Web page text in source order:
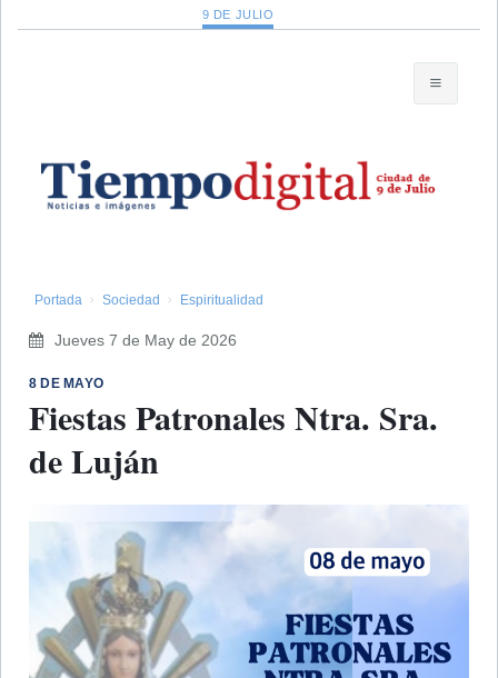
9 DE JULIO
Portada Sociedad Espiritualidad
Jueves 7 de May de 2026
8 DE MAYO
Fiestas Patronales Ntra. Sra.
de Luján